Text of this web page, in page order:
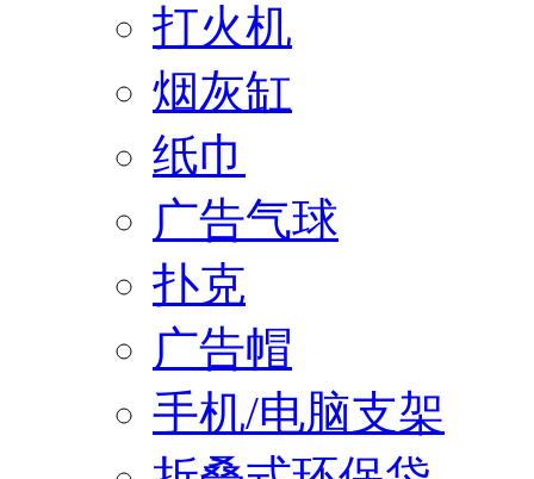
打火机
烟灰缸
纸巾
广告气球
扑克
广告帽
手机/电脑支架